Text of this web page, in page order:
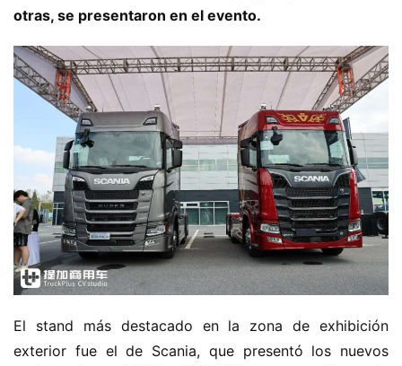
otras, se presentaron en el evento.
El stand más destacado en la zona de exhibición
exterior fue el de Scania, que presentó los nuevos